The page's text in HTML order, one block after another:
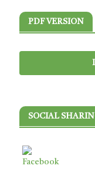
PDF VERSION
SOCIAL